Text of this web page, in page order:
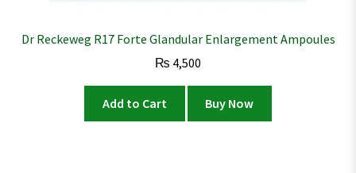
Dr Reckeweg R17 Forte Glandular Enlargement Ampoules
₨ 4,500
Add to Cart Buy Now